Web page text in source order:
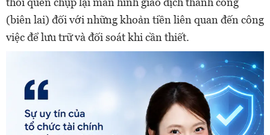
(biên lai) đối với những khoản tiền liên quan đến công
việc để lưu trữ và đối soát khi cần thiết.